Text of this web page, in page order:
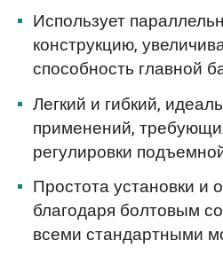
Использует
конструкцию,
способность главной
Легкий и гибкий,
применений,
регулировки
Простота установки и
благодаря болтовым
всеми стандартными